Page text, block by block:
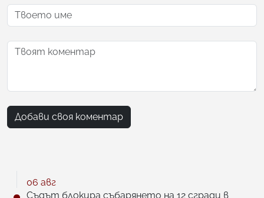
Добави своя коментар
06 авг
Съдът блокира събарянето на 12 сгради в